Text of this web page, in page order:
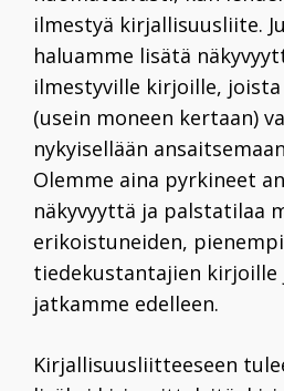
ilmestyä kirjallisuusliite.
haluamme lisätä
ilmestyville kirjoille,
(usein moneen kertaan)
nykyisellään
Olemme aina pyrkineet
näkyvyyttä ja palstatilaa
erikoistuneiden,
tiedekustantajien kirjoille
jatkamme edelleen.
Kirjallisuusliitteeseen